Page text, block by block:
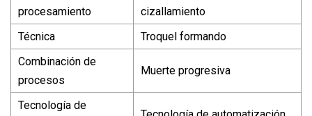
procesamiento
cizallamiento
Técnica
Troquel formando
Combinación de
procesos
Muerte progresiva
Tecnología de